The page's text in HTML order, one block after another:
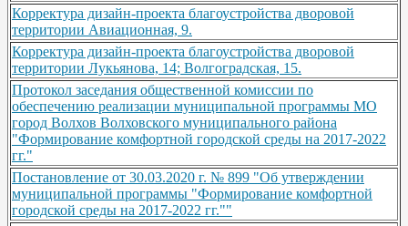
Корректура дизайн-проекта благоустройства дворовой
территории Авиационная, 9.
Корректура дизайн-проекта благоустройства дворовой
территории Лукьянова, 14; Волгоградская, 15.
Протокол заседания общественной комиссии по
обеспечению реализации муниципальной программы МО
город Волхов Волховского муниципального района
"Формирование комфортной городской среды на 2017-2022
гг."
Постановление от 30.03.2020 г. № 899 "Об утверждении
муниципальной программы "Формирование комфортной
городской среды на 2017-2022 гг.""